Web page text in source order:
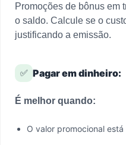
Promoções de bônus em
o saldo. Calcule se o
justificando a emissão.
✅ Pagar em dinheiro:
É melhor quando:
O valor promocional